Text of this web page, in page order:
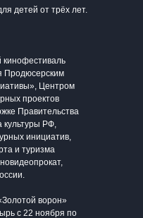
детей от трёх лет.
кинофестиваль
Продюсерским
Центром
проектов
Правительства
культуры РФ,
инициатив,
и туризма
ворон»
с 22 ноября по